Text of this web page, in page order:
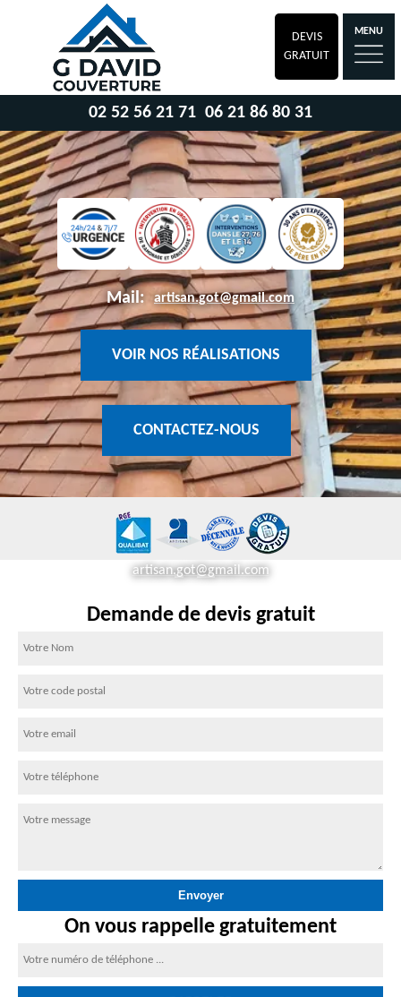
DEVIS
GRATUIT
MENU
02 52 56 21 71 06 21 86 80 31
Mail: artisan.got@gmail.com
VOIR NOS RÉALISATIONS
CONTACTEZ-NOUS
artisan.got@gmail.com
Demande de devis gratuit
On vous rappelle gratuitement